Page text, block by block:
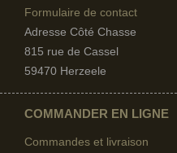
Formulaire de contact
Adresse Côté Chasse
815 rue de Cassel
59470 Herzeele
COMMANDER EN LIGNE
Commandes et livraison